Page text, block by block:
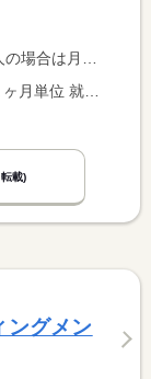
額を表示しています。
載)
ングメン